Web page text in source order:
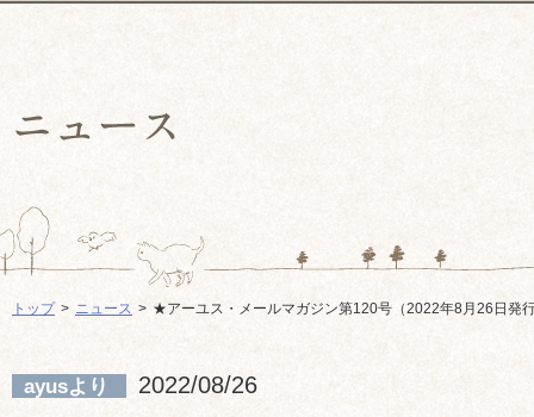
トップ ニュース ★アーユス・メールマガジン第120号（2022年8月26日発
ayusより 2022/08/26